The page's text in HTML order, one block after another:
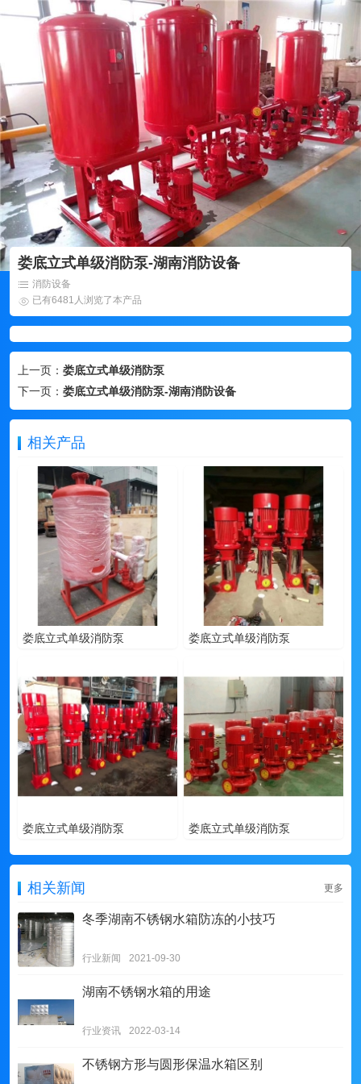
娄底立式单级消防泵-湖南消防设备
消防设备
已有6481人浏览了本产品
上一页： 娄底立式单级消防泵
下一页： 娄底立式单级消防泵-湖南消防设备
相关产品
娄底立式单级消防泵 娄底立式单级消防泵
娄底立式单级消防泵 娄底立式单级消防泵
相关新闻 更多
冬季湖南不锈钢水箱防冻的小技巧
行业新闻 2021-09-30
湖南不锈钢水箱的用途
行业资讯 2022-03-14
不锈钢方形与圆形保温水箱区别